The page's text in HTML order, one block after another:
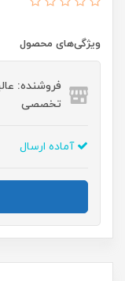
ویژگی‌های محصول
فروشنده:
تخصصی
آماده ارسال